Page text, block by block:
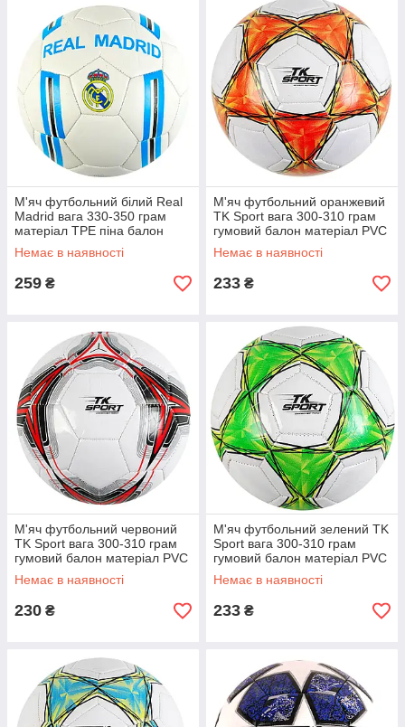
М'яч футбольний білий Real
Madrid вага 330-350 грам
матеріал TPE піна балон
гумовий розмір 5 (C 62402)
Немає в наявності
259 ₴
М'яч футбольний оранжевий
TK Sport вага 300-310 грам
гумовий балон матеріал PVC
розмір №5 (C 62388)
Немає в наявності
233 ₴
М'яч футбольний червоний
TK Sport вага 300-310 грам
гумовий балон матеріал PVC
розмір №5 (C 62388)
Немає в наявності
230 ₴
М'яч футбольний зелений TK
Sport вага 300-310 грам
гумовий балон матеріал PVC
розмір №5 (C 62388)
Немає в наявності
233 ₴